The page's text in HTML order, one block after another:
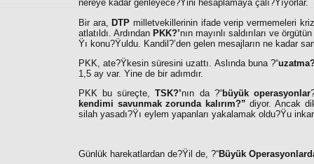
nereye kadar gerileyece?Ÿini hesaplamaya çalı?Ÿıyorlar.
Bir ara,DTP milletvekillerinin ifade verip vermemeleri
atlatıldı. ArdındanPKK?’nınmayınlı saldırıları ve
Ÿı konu?Ÿuldu. Kandil?’den gelen mesajların ne kadar
PKK, ate?Ÿkesin süresini uzattı. Aslında buna ?“
1,5 ay var. Yine de bir adımdır.
PKK bu süreçte,TSK?’nın da ?“büyük operasyonlar
kendimi savunmak zorunda kalırım?” diyor. Ancak
silah yasadı?Ÿı eylem yapanları yakalamak oldu?Ÿu
Günlük harekatlardan de?Ÿil de, ?“Büyük